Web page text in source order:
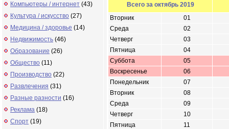
Компьютеры / интернет (43)
Культура / искусство (27)
Медицина / здоровье (14)
Недвижимость (46)
Образование (26)
Общество (11)
Производство (22)
Развлечения (31)
Разные разности (16)
Реклама (18)
Спорт (19)
Всего за октябрь 2019
Вторник
01
Среда
02
Четверг
03
Пятница
04
Суббота
05
Воскресенье
06
Понедельник
07
Вторник
08
Среда
09
Четверг
10
Пятница
11